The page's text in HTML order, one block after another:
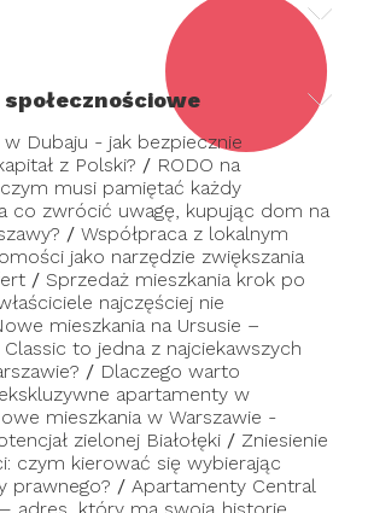
Dubaju - jak bezpiecznie
z Polski? / RODO na
musi pamiętać każdy
co zwrócić uwagę, kupując dom na
/ Współpraca z lokalnym
jako narzędzie zwiększania
/ Sprzedaż mieszkania krok po
najczęściej nie
mieszkania na Ursusie –
to jedna z najciekawszych
/ Dlaczego warto
apartamenty w
mieszkania w Warszawie -
zielonej Białołęki / Zniesienie
czym kierować się wybierając
prawnego? / Apartamenty Central